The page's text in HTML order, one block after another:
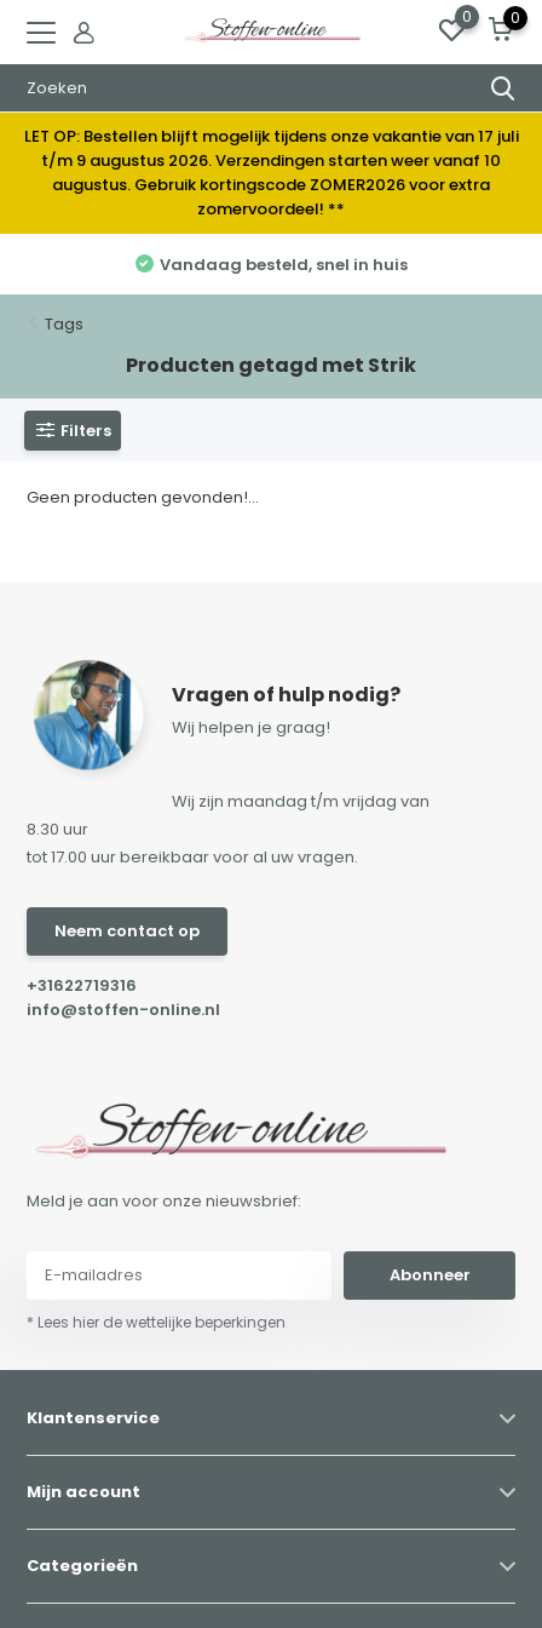
0 0
LET OP: Bestellen blijft mogelijk tijdens onze vakantie van 17 juli
t/m 9 augustus 2026. Verzendingen starten weer vanaf 10
augustus. Gebruik kortingscode ZOMER2026 voor extra
zomervoordeel! **
Vandaag besteld, snel in huis
Tags
Producten getagd met Strik
Filters
Geen producten gevonden!...
Vragen of hulp nodig?
Wij helpen je graag!
Wij zijn maandag t/m vrijdag van
8.30 uur
tot 17.00 uur bereikbaar voor al uw vragen.
Neem contact op
+31622719316
info@stoffen-online.nl
Meld je aan voor onze nieuwsbrief:
Abonneer
* Lees hier de wettelijke beperkingen
Klantenservice
Mijn account
Categorieën